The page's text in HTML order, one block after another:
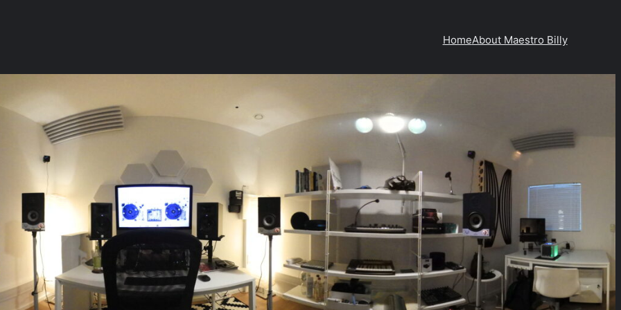
HomeAbout Maestro Billy